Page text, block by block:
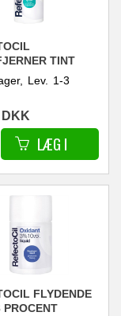
TINT
Lev. 1-3
DKK
FLYDENDE
PROCENT